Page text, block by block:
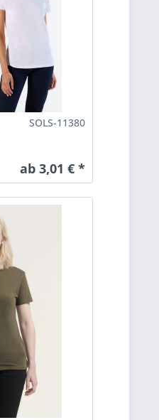
SOLS-11380
ab 3,01 € *